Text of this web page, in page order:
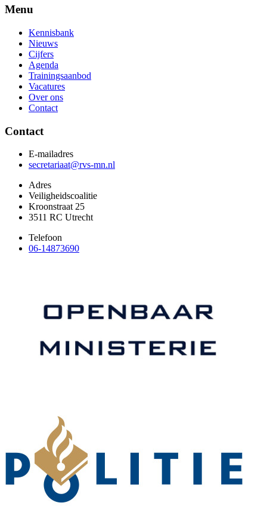
Menu
Kennisbank
Nieuws
Cijfers
Agenda
Trainingsaanbod
Vacatures
Over ons
Contact
Contact
E-mailadres
secretariaat@rvs-mn.nl
Adres
Veiligheidscoalitie
Kroonstraat 25
3511 RC Utrecht
Telefoon
06-14873690